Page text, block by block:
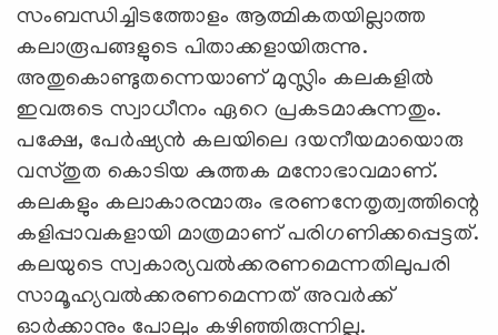
സംബന്ധിച്ചിടത്തോളം ആത്മികതയില്ലാത്ത
കലാരൂപങ്ങളുടെ പിതാക്കളായിരുന്നു.
അതുകൊണ്ടുതന്നെയാണ്‌ മുസ്ലിം കലകളിൽ
ഇവരുടെ സ്വാധീനം ഏറെ പ്രകടമാകുന്നതും.
പക്ഷേ, പേർഷ്യൻ കലയിലെ ദയനീയമായൊരു
വസ്തുത കൊടിയ കുത്തക മനോഭാവമാണ്‌.
കലകളും കലാകാരന്മാരും ഭരണനേതൃത്വത്തിന്റെ
കളിപ്പാവകളായി മാത്രമാണ്‌ പരിഗണിക്കപ്പെട്ടത്‌.
കലയുടെ സ്വകാര്യവൽക്കരണമെന്നതിലുപരി
സാമൂഹ്യവൽക്കരണമെന്നത്‌ അവർക്ക്‌
ഓർക്കാനും പോലും കഴിഞ്ഞിരുന്നില്ല.